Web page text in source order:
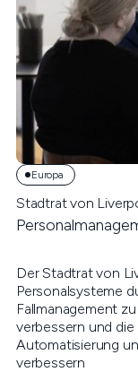
Europa
Stadtrat von
Der Stadtrat von
Personalsysteme
Fallmanagement
verbessern und
Automatisierung
verbessern